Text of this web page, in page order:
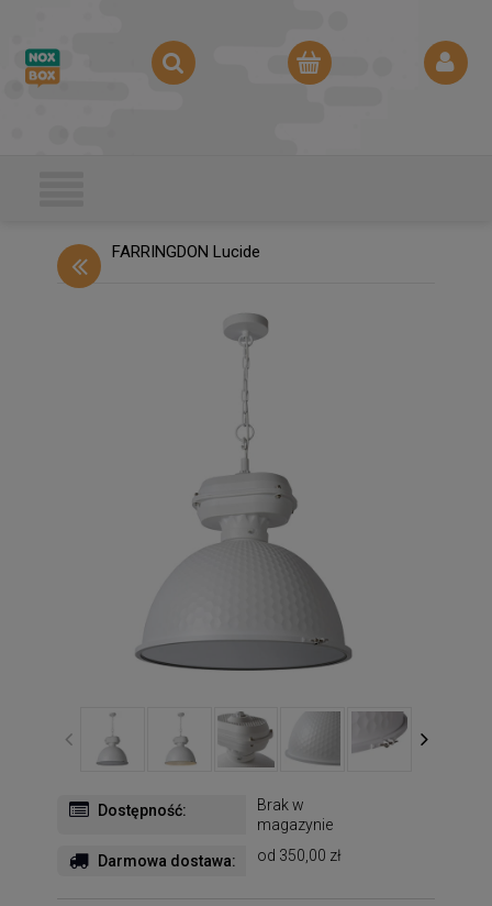
FARRINGDON Lucide
Dostępność:
Brak w
magazynie
Darmowa dostawa: od 350,00 zł